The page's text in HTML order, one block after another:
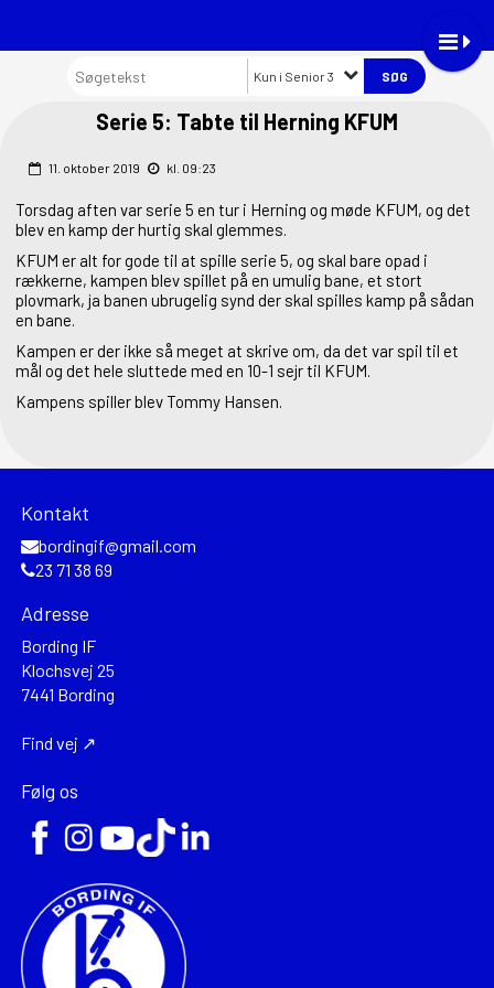
Kun i Senior 3
Serie 5: Tabte til Herning KFUM
11. oktober 2019 kl. 09:23
Torsdag aften var serie 5 en tur i Herning og møde KFUM, og det
blev en kamp der hurtig skal glemmes.
KFUM er alt for gode til at spille serie 5, og skal bare opad i
rækkerne, kampen blev spillet på en umulig bane, et stort
plovmark, ja banen ubrugelig synd der skal spilles kamp på sådan
en bane.
Kampen er der ikke så meget at skrive om, da det var spil til et
mål og det hele sluttede med en 10-1 sejr til KFUM.
Kampens spiller blev Tommy Hansen.
Kontakt
bordingif@gmail.com
23 71 38 69
Adresse
Bording IF
Klochsvej 25
7441 Bording
Find vej ↗
Følg os